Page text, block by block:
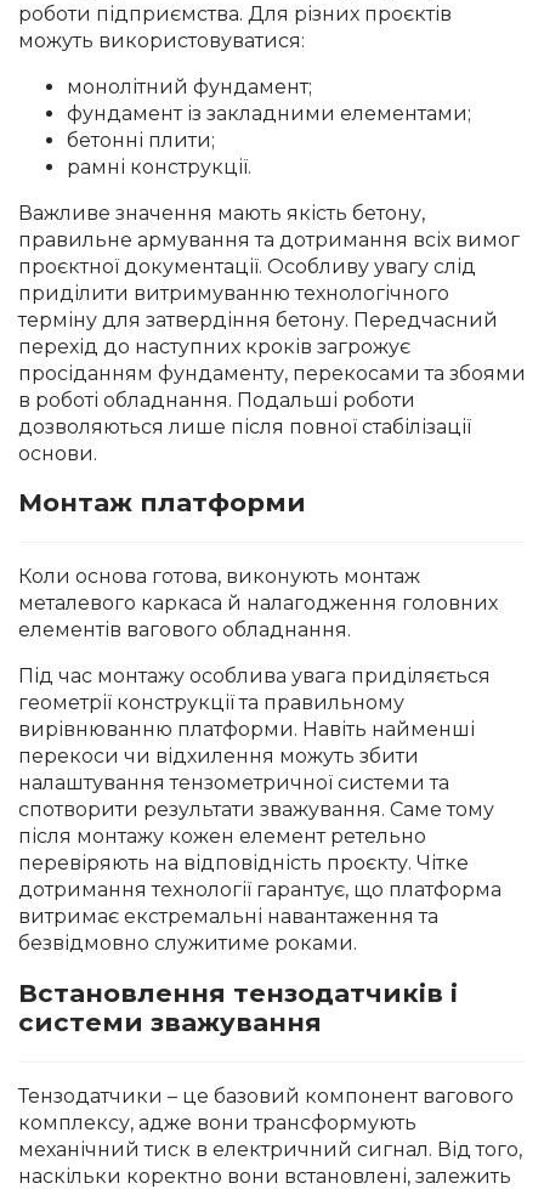
роботи підприємства. Для різних проєктів
можуть використовуватися:
монолітний фундамент;
фундамент із закладними елементами;
бетонні плити;
рамні конструкції.
Важливе значення мають якість бетону,
правильне армування та дотримання всіх вимог
проєктної документації. Особливу увагу слід
приділити витримуванню технологічного
терміну для затвердіння бетону. Передчасний
перехід до наступних кроків загрожує
просіданням фундаменту, перекосами та збоями
в роботі обладнання. Подальші роботи
дозволяються лише після повної стабілізації
основи.
Монтаж платформи
Коли основа готова, виконують монтаж
металевого каркаса й налагодження головних
елементів вагового обладнання.
Під час монтажу особлива увага приділяється
геометрії конструкції та правильному
вирівнюванню платформи. Навіть найменші
перекоси чи відхилення можуть збити
налаштування тензометричної системи та
спотворити результати зважування. Саме тому
після монтажу кожен елемент ретельно
перевіряють на відповідність проєкту. Чітке
дотримання технології гарантує, що платформа
витримає екстремальні навантаження та
безвідмовно служитиме роками.
Встановлення тензодатчиків і
системи зважування
Тензодатчики – це базовий компонент вагового
комплексу, адже вони трансформують
механічний тиск в електричний сигнал. Від того,
наскільки коректно вони встановлені, залежить